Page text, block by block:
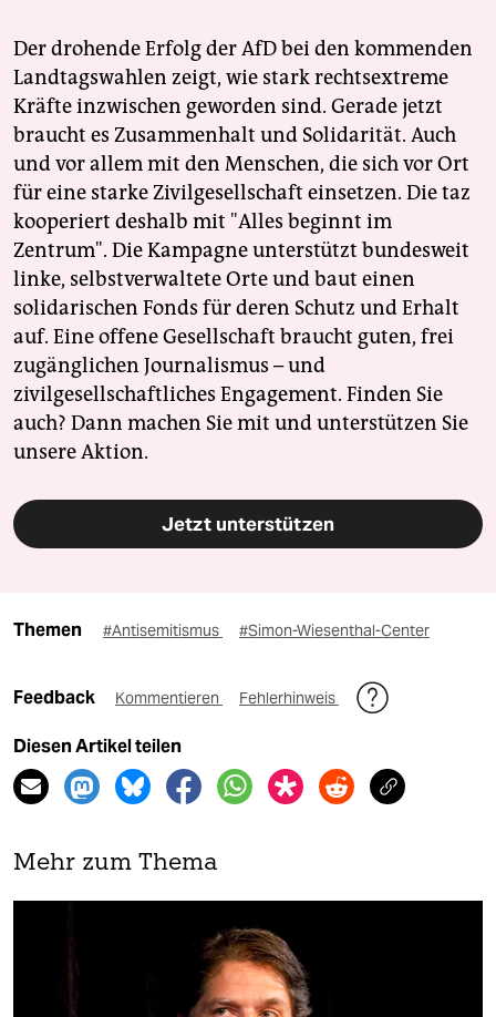
Der drohende Erfolg der AfD bei den kommenden
Landtagswahlen zeigt, wie stark rechtsextreme
Kräfte inzwischen geworden sind. Gerade jetzt
braucht es Zusammenhalt und Solidarität. Auch
und vor allem mit den Menschen, die sich vor Ort
für eine starke Zivilgesellschaft einsetzen. Die taz
kooperiert deshalb mit "Alles beginnt im
Zentrum". Die Kampagne unterstützt bundesweit
linke, selbstverwaltete Orte und baut einen
solidarischen Fonds für deren Schutz und Erhalt
auf. Eine offene Gesellschaft braucht guten, frei
zugänglichen Journalismus – und
zivilgesellschaftliches Engagement. Finden Sie
auch? Dann machen Sie mit und unterstützen Sie
unsere Aktion.
Jetzt unterstützen
Themen #Antisemitismus #Simon-Wiesenthal-Center
Feedback Kommentieren Fehlerhinweis
Diesen Artikel teilen
Mehr zum Thema